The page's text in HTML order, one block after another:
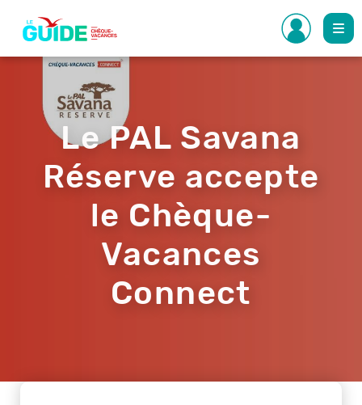
contenu
principal
Le PAL Savana
Réserve accepte
le Chèque-
Vacances
Connect